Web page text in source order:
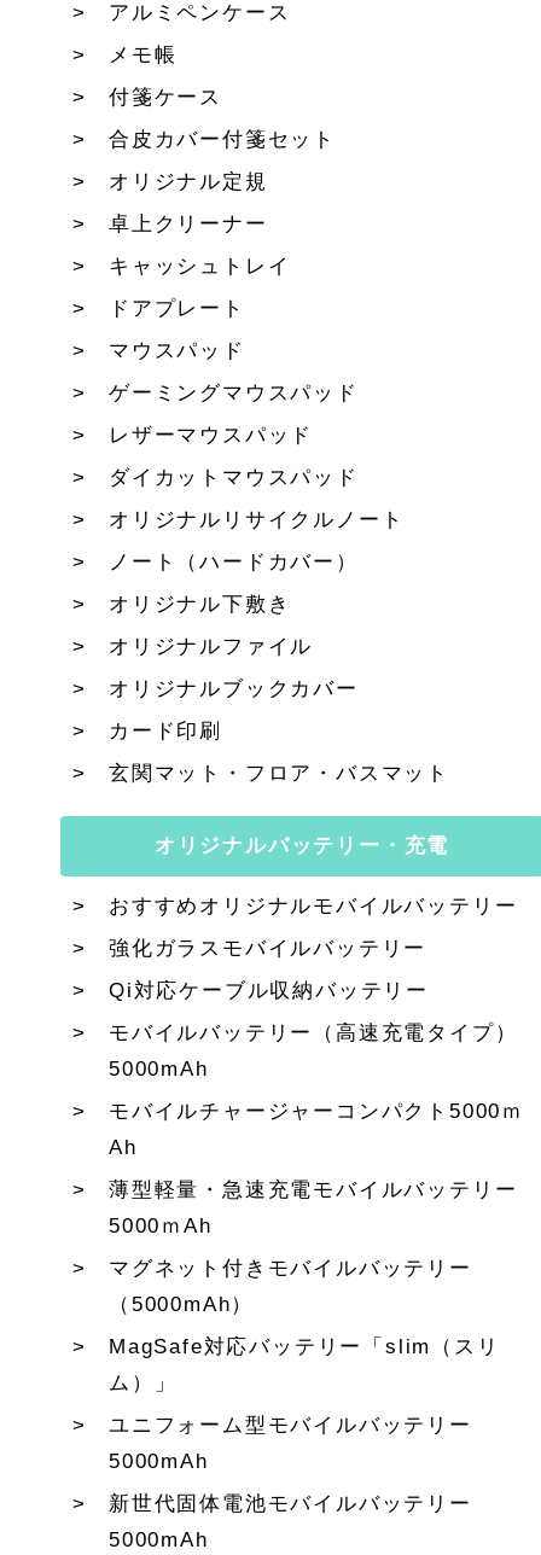
アルミペンケース
メモ帳
付箋ケース
合皮カバー付箋セット
オリジナル定規
卓上クリーナー
キャッシュトレイ
ドアプレート
マウスパッド
ゲーミングマウスパッド
レザーマウスパッド
ダイカットマウスパッド
オリジナルリサイクルノート
ノート（ハードカバー）
オリジナル下敷き
オリジナルファイル
オリジナルブックカバー
カード印刷
玄関マット・フロア・バスマット
オリジナルバッテリー・充電
おすすめオリジナルモバイルバッテリー
強化ガラスモバイルバッテリー
Qi対応ケーブル収納バッテリー
モバイルバッテリー（高速充電タイプ）
5000mAh
モバイルチャージャーコンパクト5000ｍ
Ah
薄型軽量・急速充電モバイルバッテリー
5000ｍAh
マグネット付きモバイルバッテリー
（5000mAh）
MagSafe対応バッテリー「slim（スリ
ム）」
ユニフォーム型モバイルバッテリー
5000mAh
新世代固体電池モバイルバッテリー
5000mAh